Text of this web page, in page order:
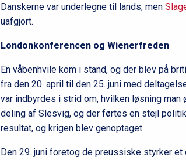
Danskerne var underlegne til lands, men
uafgjort.
Londonkonferencen og Wienerfreden
En våbenhvile kom i stand, og der blev på
fra den 20. april til den 25. juni med
var indbyrdes i strid om, hvilken løsning man
deling af Slesvig, og der førtes en stejl
resultat, og krigen blev genoptaget.
Den 29. juni foretog de preussiske styrker